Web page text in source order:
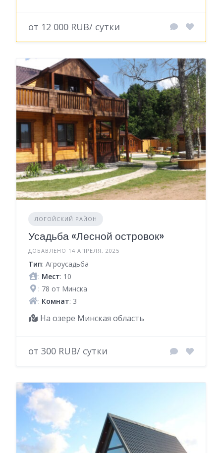
от 12 000 RUB/ сутки
ЛОГОЙСКИЙ РАЙОН
Усадьба «Лесной островок»
ДОБАВЛЕНО 14 АПРЕЛЯ, 2025
Тип: Агроусадьба
: Мест: 10
: 78 от Минска
: Комнат: 3
На озере Минская область
от 300 RUB/ сутки